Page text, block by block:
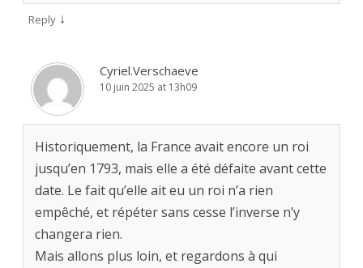
Reply ↓
Cyriel.Verschaeve
10 juin 2025 at 13h09
Historiquement, la France avait encore un roi
jusqu’en 1793, mais elle a été défaite avant cette
date. Le fait qu’elle ait eu un roi n’a rien
empêché, et répéter sans cesse l’inverse n’y
changera rien.
Mais allons plus loin, et regardons à qui